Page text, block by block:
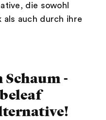
die sowohl
als auch durch ihre
Schaum -